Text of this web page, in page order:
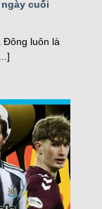
thế của
– Kết
cuối
Đông luôn là